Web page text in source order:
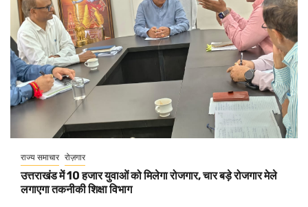
राज्य समाचार रोज़गार
उत्तराखंड में 10 हजार युवाओं को मिलेगा रोजगार, चार बड़े रोजगार मेले
लगाएगा तकनीकी शिक्षा विभाग